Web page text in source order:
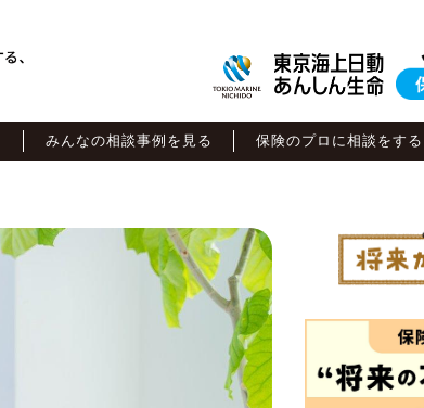
みんなの相談事例を見る 保険のプロに相談をする